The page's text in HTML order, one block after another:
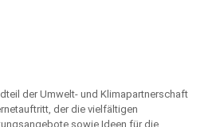
der Umwelt- und Klimapartnerschaft
der die vielfältigen
sowie Ideen für die